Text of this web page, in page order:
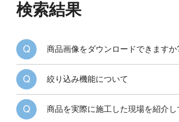
検索結果
商品画像をダウンロードできますか
絞り込み機能について
商品を実際に施工した現場を紹介し